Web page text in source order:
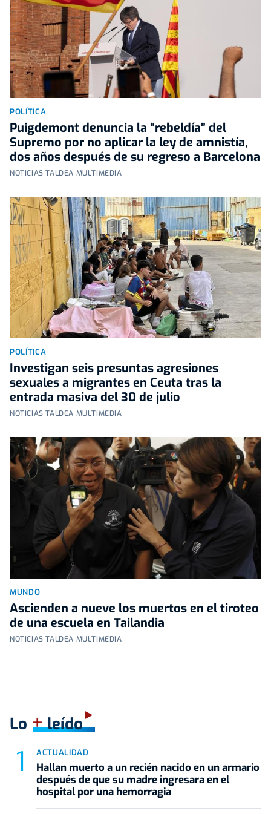
POLÍTICA
Puigdemont denuncia la “rebeldía” del
Supremo por no aplicar la ley de amnistía,
dos años después de su regreso a Barcelona
NOTICIAS TALDEA MULTIMEDIA
POLÍTICA
Investigan seis presuntas agresiones
sexuales a migrantes en Ceuta tras la
entrada masiva del 30 de julio
NOTICIAS TALDEA MULTIMEDIA
MUNDO
Ascienden a nueve los muertos en el tiroteo
de una escuela en Tailandia
NOTICIAS TALDEA MULTIMEDIA
Lo +leído
ACTUALIDAD
Hallan muerto a un recién nacido en un armario
después de que su madre ingresara en el
hospital por una hemorragia